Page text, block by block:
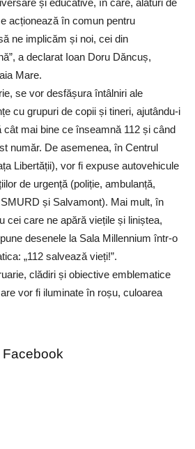
și educative, în care, alături de
acționează în comun pentru
ne implicăm și noi, cei din
a declarat Ioan Doru Dăncuș,
Mare.
se vor desfășura întâlniri ale
cu grupuri de copii și tineri, ajutându-i
cât mai bine ce înseamnă 112 și când
număr. De asemenea, în Centrul
Libertății), vor fi expuse autovehicule
de urgență (poliție, ambulanță,
și Salvamont). Mai mult, în
cei care ne apără viețile și liniștea,
desenele la Sala Millennium într-o
„112 salvează vieți!”.
clădiri și obiective emblematice
vor fi iluminate în roșu, culoarea